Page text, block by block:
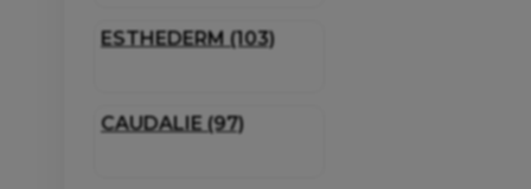
ESTHEDERM (103)
CAUDALIE (97)